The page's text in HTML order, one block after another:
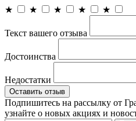
★ ★ ★ ★ ★
Текст вашего отзыва
Достоинства
Недостатки
Оставить отзыв
Подпишитесь на рассылку от
узнайте о новых акциях и